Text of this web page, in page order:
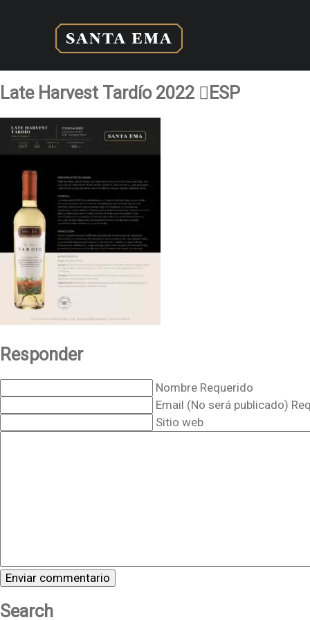
Late Harvest Tardío 2022 ESP
Responder
Nombre Requerido
Email (No será publicado)
Sitio web
Search